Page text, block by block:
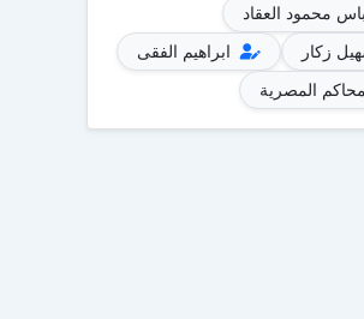
محمود العقاد
زكار
ابراهيم الفقى
المصرية